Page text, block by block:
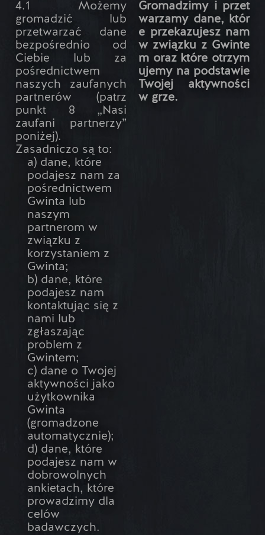
4.1 Możemy
gromadzić lub
przetwarzać dane
bezpośrednio od
Ciebie lub za
pośrednictwem
naszych zaufanych
partnerów (patrz
punkt 8 „Nasi
zaufani partnerzy”
poniżej).
Zasadniczo są to:
a) dane, które
podajesz nam za
pośrednictwem
Gwinta lub
naszym
partnerom w
związku z
korzystaniem z
Gwinta;
b) dane, które
podajesz nam
kontaktując się z
nami lub
zgłaszając
problem z
Gwintem;
c) dane o Twojej
aktywności jako
użytkownika
Gwinta
(gromadzone
automatycznie);
d) dane, które
podajesz nam w
dobrowolnych
ankietach, które
prowadzimy dla
celów
badawczych.
Gromadzimy i przet
warzamy dane, któr
e przekazujesz nam
w związku z Gwinte
m oraz które otrzym
ujemy na podstawie
Twojej aktywności
w grze.